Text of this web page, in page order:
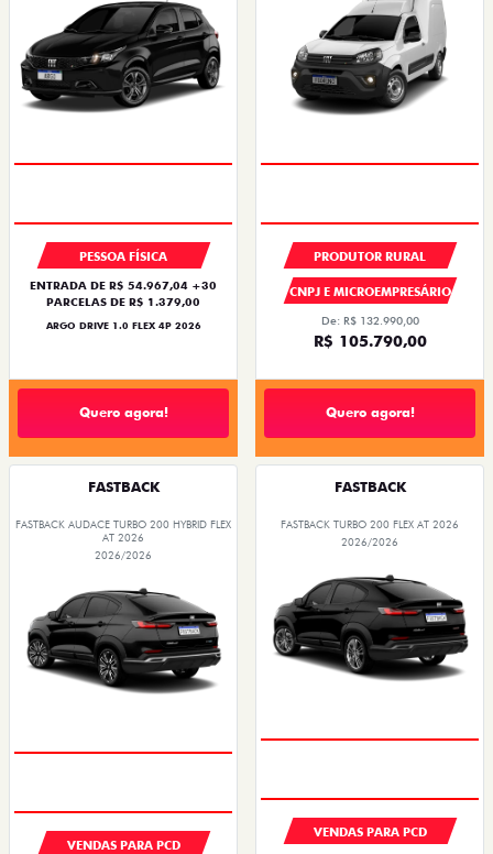
PESSOA FÍSICA
ENTRADA DE R$ 54.967,04 +30
PARCELAS DE R$ 1.379,00
ARGO DRIVE 1.0 FLEX 4P 2026
Quero agora!
PRODUTOR RURAL
CNPJ E MICROEMPRESÁRIO
De: R$ 132.990,00
R$ 105.790,00
Quero agora!
FASTBACK
FASTBACK AUDACE TURBO 200 HYBRID FLEX
AT 2026
2026/2026
VENDAS PARA PCD
FASTBACK
FASTBACK TURBO 200 FLEX AT 2026
2026/2026
VENDAS PARA PCD